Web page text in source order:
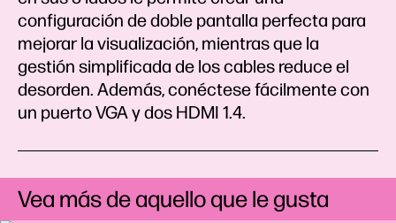
configuración de doble pantalla perfecta para
mejorar la visualización, mientras que la
gestión simplificada de los cables reduce el
desorden. Además, conéctese fácilmente con
un puerto VGA y dos HDMI 1.4.
Vea más de aquello que le gusta